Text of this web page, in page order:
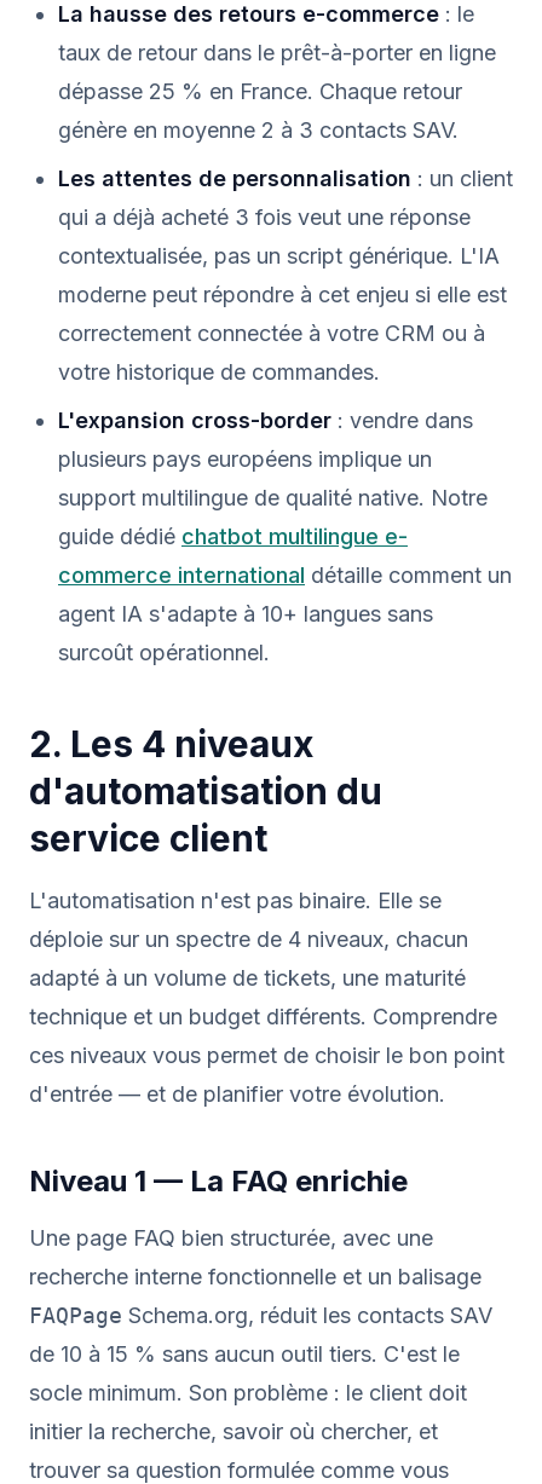
La hausse des retours e-commerce : le
taux de retour dans le prêt-à-porter en ligne
dépasse 25 % en France. Chaque retour
génère en moyenne 2 à 3 contacts SAV.
Les attentes de personnalisation : un client
qui a déjà acheté 3 fois veut une réponse
contextualisée, pas un script générique. L'IA
moderne peut répondre à cet enjeu si elle est
correctement connectée à votre CRM ou à
votre historique de commandes.
L'expansion cross-border : vendre dans
plusieurs pays européens implique un
support multilingue de qualité native. Notre
guide dédié chatbot multilingue e-
commerce international détaille comment un
agent IA s'adapte à 10+ langues sans
surcoût opérationnel.
2. Les 4 niveaux
d'automatisation du
service client
L'automatisation n'est pas binaire. Elle se
déploie sur un spectre de 4 niveaux, chacun
adapté à un volume de tickets, une maturité
technique et un budget différents. Comprendre
ces niveaux vous permet de choisir le bon point
d'entrée — et de planifier votre évolution.
Niveau 1 — La FAQ enrichie
Une page FAQ bien structurée, avec une
recherche interne fonctionnelle et un balisage
FAQPage Schema.org, réduit les contacts SAV
de 10 à 15 % sans aucun outil tiers. C'est le
socle minimum. Son problème : le client doit
initier la recherche, savoir où chercher, et
trouver sa question formulée comme vous